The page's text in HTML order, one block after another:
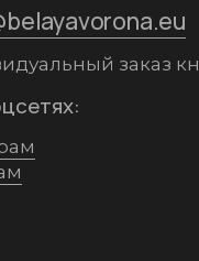
заказ